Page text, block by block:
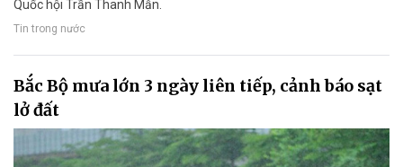
Quốc hội Trần Thanh Mẫn.
Tin trong nước
Bắc Bộ mưa lớn 3 ngày liên tiếp, cảnh báo sạt
lở đất